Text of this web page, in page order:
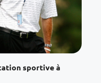
sportive à